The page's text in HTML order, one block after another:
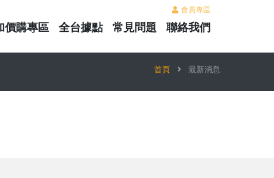
會員專區
價購專區 全台據點 常見問題 聯絡我們
首頁 最新消息